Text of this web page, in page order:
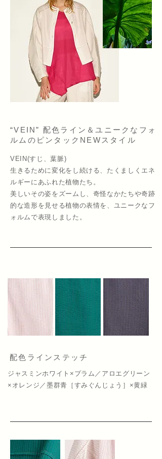
“VEIN” 配色ライン＆ユニークなフォ
ルムのピンタックNEWスタイル
VEIN(すじ、葉脈)
生きるために変化をし続ける、たくましくエネ
ルギーにあふれた植物たち。
美しいその姿をズームし、奇怪なかたちや奇跡
的な造形を見せる植物の表情を、ユニークなフ
ォルムで表現しました。
配色ラインステッチ
ジャスミンホワイト×プラム／アロエグリーン
×オレンジ／墨群青［すみぐんじょう］×黄緑